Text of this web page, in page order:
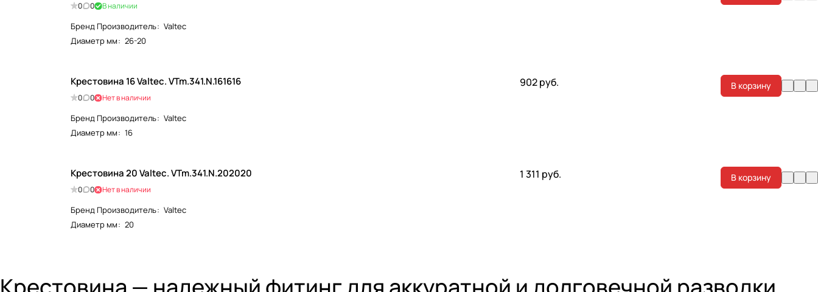
0 0 В наличии
Бренд Производитель: Valtec
Диаметр мм: 26-20
Крестовина 16 Valtec. VTm.341.N.161616
0 0 Нет в наличии
902 руб. В корзину
Бренд Производитель: Valtec
Диаметр мм: 16
Крестовина 20 Valtec. VTm.341.N.202020
0 0 Нет в наличии
1 311 руб. В корзину
Бренд Производитель: Valtec
Диаметр мм: 20